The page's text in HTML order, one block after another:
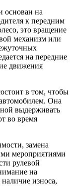
основан на
к передним
это вращение
механизм или
на передние
движения
в том, чтобы
Она
выдерживать
во время
замена
мероприятиями
рулевой
на
наличие износа,